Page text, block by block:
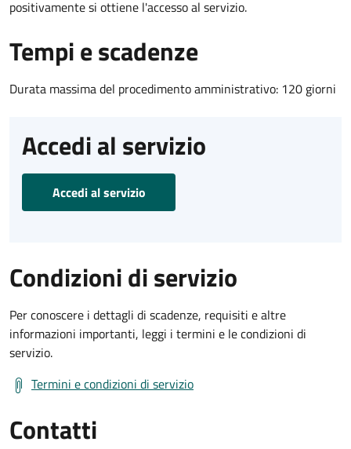
positivamente si ottiene l'accesso al servizio.
Tempi e scadenze
Durata massima del procedimento amministrativo: 120 giorni
Accedi al servizio
Accedi al servizio
Condizioni di servizio
Per conoscere i dettagli di scadenze, requisiti e altre
informazioni importanti, leggi i termini e le condizioni di
servizio.
Termini e condizioni di servizio
Contatti